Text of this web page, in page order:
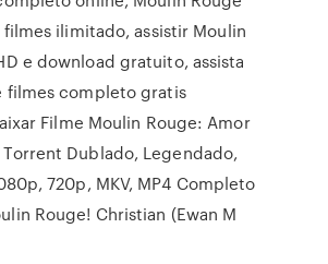
ilimitado, assistir Moulin
e download gratuito, assista
filmes completo gratis
Filme Moulin Rouge: Amor
Dublado, Legendado,
720p, MKV, MP4 Completo
Rouge! Christian (Ewan M